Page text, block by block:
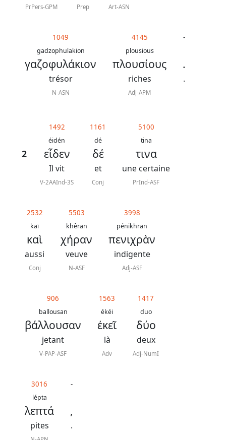
PrPers-GPM Prep Art-ASN
1049
gadzophulakion
γαζοφυλάκιον
trésor
N-ASN
4145
plousious
πλουσίους
riches
Adj-APM
-
.
.
2
1492
éidén
εἶδεν
Il vit
V-2AAInd-3S
1161
dé
δέ
et
Conj
5100
tina
τινα
une certaine
PrInd-ASF
2532
kaï
καὶ
aussi
Conj
5503
khêran
χήραν
veuve
N-ASF
3998
pénikhran
πενιχρὰν
indigente
Adj-ASF
906
ballousan
βάλλουσαν
jetant
V-PAP-ASF
1563
ékéi
ἐκεῖ
là
Adv
1417
duo
δύο
deux
Adj-NumI
3016
lépta
λεπτά
pites
-
,
.
Darby
Bible
Traduction
Signaler
une
erreur
Participer
coûts